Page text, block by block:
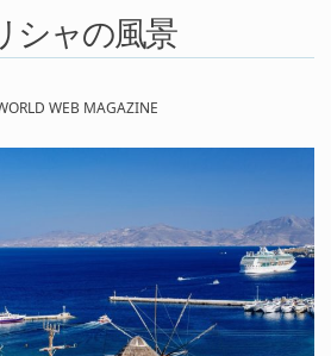
シャの風景
WEB MAGAZINE